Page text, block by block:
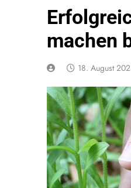
machen
18. August